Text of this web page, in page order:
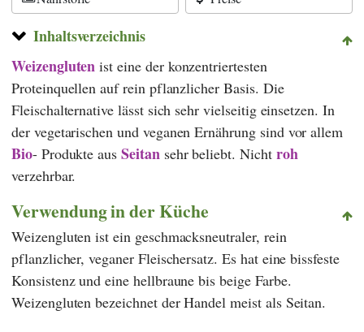
Inhaltsverzeichnis
Weizenglutenist eine der konzentriertesten
Proteinquellen auf rein pflanzlicher Basis. Die
Fleischalternative lässt sich sehr vielseitig einsetzen. In
der vegetarischen und veganen Ernährung sind vor allem
Bio- Produkte ausSeitan sehr beliebt. Nicht roh
verzehrbar.
Verwendung in der Küche
Weizengluten ist ein geschmacksneutraler, rein
pflanzlicher, veganer Fleischersatz. Es hat eine bissfeste
Konsistenz und eine hellbraune bis beige Farbe.
Weizengluten bezeichnet der Handel meist als Seitan.